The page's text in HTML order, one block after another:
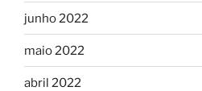
junho 2022
maio 2022
abril 2022